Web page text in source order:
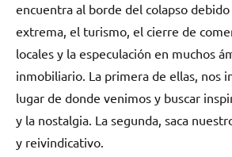
encuentra al borde del colapso
extrema, el turismo, el cierre de
locales y la especulación en muchos
inmobiliario. La primera de ellas, nos
lugar de donde venimos y buscar
y la nostalgia. La segunda, saca
y reivindicativo.